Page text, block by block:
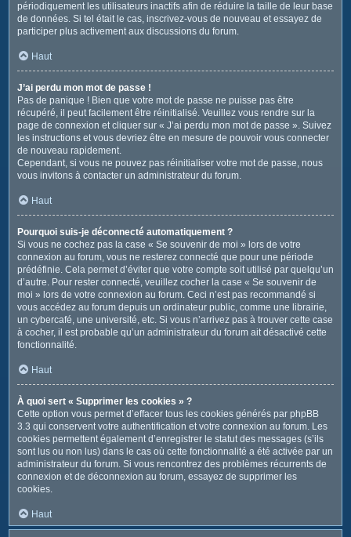
périodiquement les utilisateurs inactifs afin de réduire la taille de leur base
de données. Si tel était le cas, inscrivez-vous de nouveau et essayez de
participer plus activement aux discussions du forum.
Haut
J’ai perdu mon mot de passe !
Pas de panique ! Bien que votre mot de passe ne puisse pas être
récupéré, il peut facilement être réinitialisé. Veuillez vous rendre sur la
page de connexion et cliquer sur « J’ai perdu mon mot de passe ». Suivez
les instructions et vous devriez être en mesure de pouvoir vous connecter
de nouveau rapidement.
Cependant, si vous ne pouvez pas réinitialiser votre mot de passe, nous
vous invitons à contacter un administrateur du forum.
Haut
Pourquoi suis-je déconnecté automatiquement ?
Si vous ne cochez pas la case « Se souvenir de moi » lors de votre
connexion au forum, vous ne resterez connecté que pour une période
prédéfinie. Cela permet d’éviter que votre compte soit utilisé par quelqu’un
d’autre. Pour rester connecté, veuillez cocher la case « Se souvenir de
moi » lors de votre connexion au forum. Ceci n’est pas recommandé si
vous accédez au forum depuis un ordinateur public, comme une librairie,
un cybercafé, une université, etc. Si vous n’arrivez pas à trouver cette case
à cocher, il est probable qu’un administrateur du forum ait désactivé cette
fonctionnalité.
Haut
À quoi sert « Supprimer les cookies » ?
Cette option vous permet d’effacer tous les cookies générés par phpBB
3.3 qui conservent votre authentification et votre connexion au forum. Les
cookies permettent également d’enregistrer le statut des messages (s’ils
sont lus ou non lus) dans le cas où cette fonctionnalité a été activée par un
administrateur du forum. Si vous rencontrez des problèmes récurrents de
connexion et de déconnexion au forum, essayez de supprimer les
cookies.
Haut